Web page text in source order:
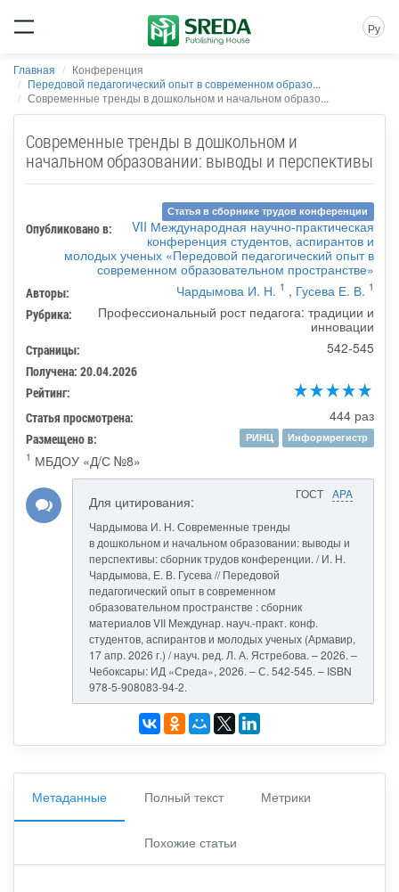
Ру
Главная
Конференция
Передовой педагогический опыт в современном образо...
Современные тренды в дошкольном и начальном образо...
Современные тренды в дошкольном и
начальном образовании: выводы и перспективы
Статья в сборнике трудов конференции
Опубликовано в:
VII Международная научно-практическая
конференция студентов, аспирантов и
молодых ученых «Передовой педагогический опыт в
современном образовательном пространстве»
Авторы: Чардымова И. Н. 1 , Гусева Е. В. 1
Рубрика:
Профессиональный рост педагога: традиции и
инновации
Страницы: 542-545
Получена: 20.04.2026
Рейтинг:
Статья просмотрена:
444 раз
Размещено в: РИНЦ
Информрегистр
1 МБДОУ «Д/С №8»
ГОСТ APA
Для цитирования:
Чардымова И. Н. Современные тренды
в дошкольном и начальном образовании: выводы и
перспективы: сборник трудов конференции. / И. Н.
Чардымова, Е. В. Гусева // Передовой
педагогический опыт в современном
образовательном пространстве : сборник
материалов VII Междунар. науч.-практ. конф.
студентов, аспирантов и молодых ученых (Армавир,
17 апр. 2026 г.) / науч. ред. Л. А. Ястребова. – 2026. –
Чебоксары: ИД «Среда», 2026. – С. 542-545. – ISBN
978-5-908083-94-2.
Метаданные Полный текст Метрики
Похожие статьи